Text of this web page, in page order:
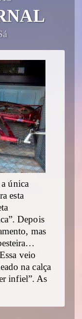
única
esta
Depois
mas
veio
na calça
infiel”. As